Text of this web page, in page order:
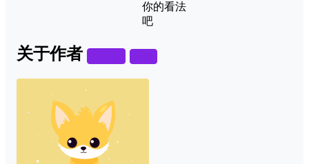
你的看法
吧
关于作者